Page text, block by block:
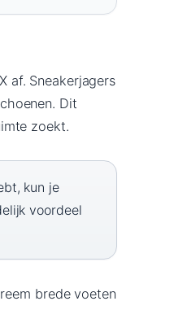
af. Sneakerjagers
Dit
zoekt.
kun je
voordeel
brede voeten